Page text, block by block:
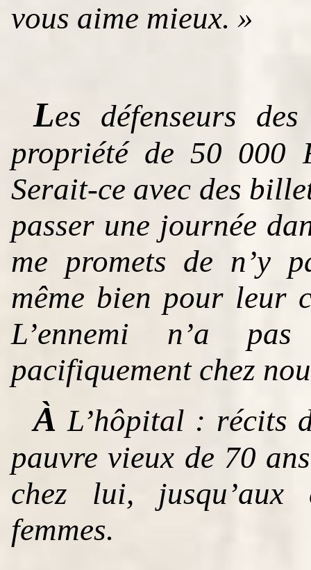
vous aime mieux. »
Les défenseurs
propriété de 50 000
Serait-ce avec des
passer une journée
me promets de n’y
même bien pour leur
L’ennemi n’a
pacifiquement chez
À L’hôpital : récits
pauvre vieux de 70
chez lui, jusqu’aux
femmes.